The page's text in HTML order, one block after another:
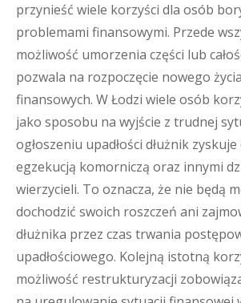
przynieść wiele korzyści dla osób
problemami finansowymi. Przede
możliwość umorzenia części lub
pozwala na rozpoczęcie nowego
finansowych. W Łodzi wiele osób
jako sposobu na wyjście z trudnej
ogłoszeniu upadłości dłużnik
egzekucją komorniczą oraz innymi
wierzycieli. To oznacza, że nie będą
dochodzić swoich roszczeń ani
dłużnika przez czas trwania
upadłościowego. Kolejną istotną
możliwość restrukturyzacji